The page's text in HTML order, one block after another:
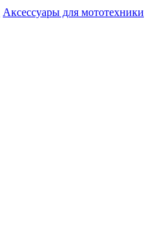
Аксессуары для мототехники